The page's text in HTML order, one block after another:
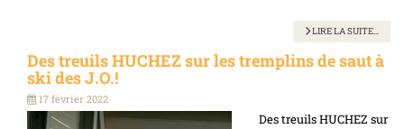
LIRE LA SUITE...
Des treuils HUCHEZ sur les tremplins de saut à
ski des J.O.!
17 février 2022
Des treuils HUCHEZ sur